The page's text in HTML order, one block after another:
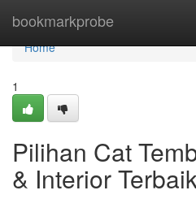
bookmarkprobe
Home
Home
1
Pilihan Cat
& Interior